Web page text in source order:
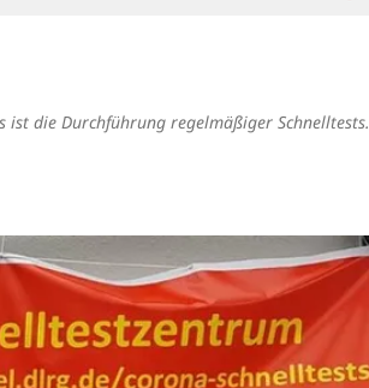
ist die Durchführung regelmäßiger Schnelltests.